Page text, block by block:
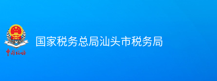
国家税务总局汕头市税务局